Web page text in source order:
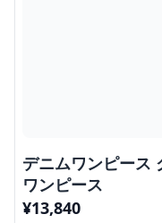
デニムワンピース
ワンピース
¥13,840